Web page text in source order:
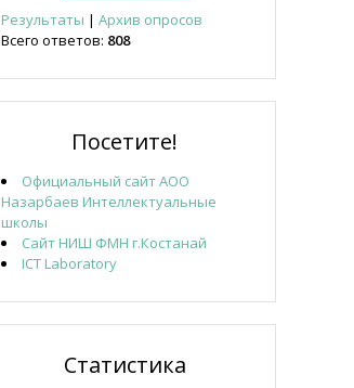
Результаты | Архив опросов
Всего ответов: 808
Посетите!
Официальный сайт АОО
Назарбаев Интеллектуальные
школы
Сайт НИШ ФМН г.Костанай
ICT Laboratory
Статистика